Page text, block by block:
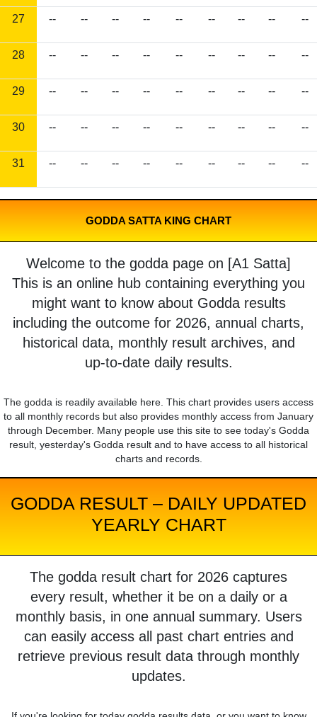
27 -- -- -- -- -- -- -- -- --
28 -- -- -- -- -- -- -- -- --
29 -- -- -- -- -- -- -- -- --
30 -- -- -- -- -- -- -- -- --
31 -- -- -- -- -- -- -- -- --
GODDA SATTA KING CHART
Welcome to the godda page on [A1 Satta]
This is an online hub containing everything you
might want to know about Godda results
including the outcome for 2026, annual charts,
historical data, monthly result archives, and
up-to-date daily results.
The godda is readily available here. This chart provides users access
to all monthly records but also provides monthly access from January
through December. Many people use this site to see today's Godda
result, yesterday's Godda result and to have access to all historical
charts and records.
GODDA RESULT – DAILY UPDATED
YEARLY CHART
The godda result chart for 2026 captures
every result, whether it be on a daily or a
monthly basis, in one annual summary. Users
can easily access all past chart entries and
retrieve previous result data through monthly
updates.